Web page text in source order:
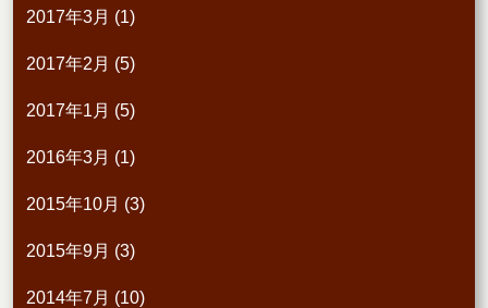
2017年3月 (1)
2017年2月 (5)
2017年1月 (5)
2016年3月 (1)
2015年10月 (3)
2015年9月 (3)
2014年7月 (10)